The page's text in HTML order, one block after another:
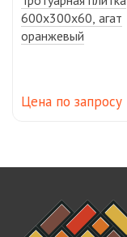
600х300х60, агат
оранжевый
Цена по запросу